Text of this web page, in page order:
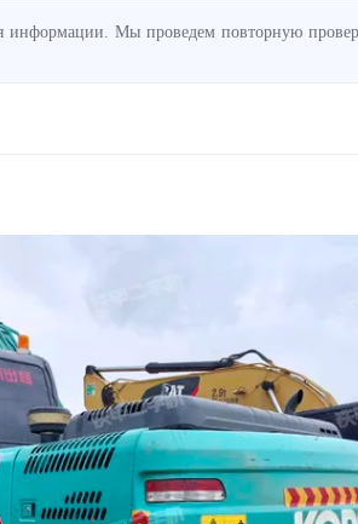
информации. Мы проведем повторную